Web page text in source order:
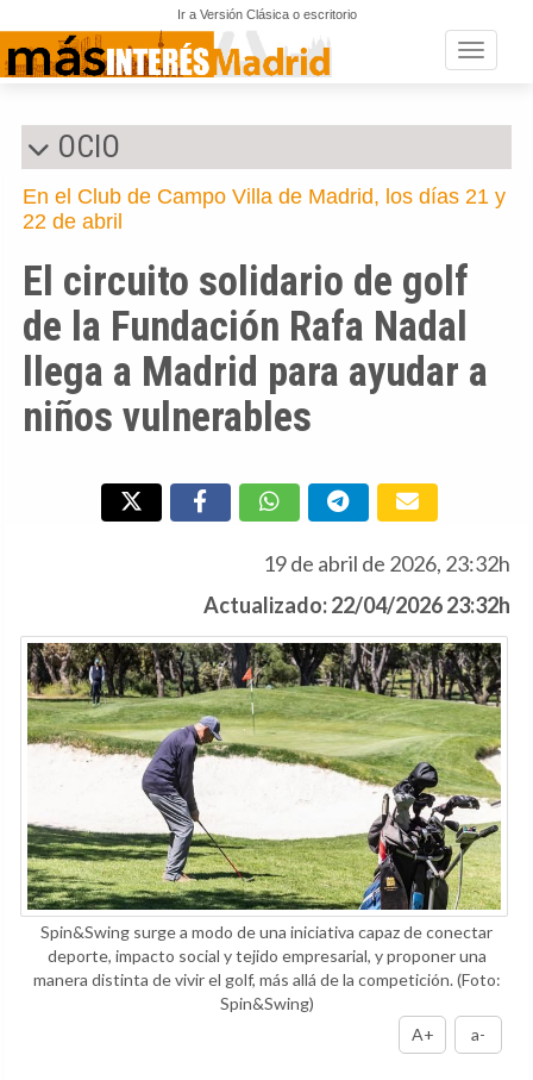
Ir a Versión Clásica o escritorio
Toggle
OCIO
En el Club de Campo Villa de Madrid, los días 21 y
22 de abril
El circuito solidario de golf
de la Fundación Rafa Nadal
llega a Madrid para ayudar a
niños vulnerables
19 de abril de 2026, 23:32h
Actualizado: 22/04/2026 23:32h
Spin&Swing surge a modo de una iniciativa capaz de conectar
deporte, impacto social y tejido empresarial, y proponer una
manera distinta de vivir el golf, más allá de la competición.(Foto:
Spin&Swing)
A+
a-